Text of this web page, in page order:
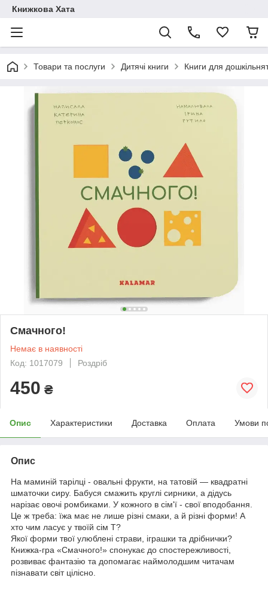
Книжкова Хата
Товари та послуги Дитячі книги Книги для
Смачного!
Немає в наявності
Код: 1017079
Роздріб
450 ₴
Опис Характеристики Доставка Оплата Умови
Опис
На маминій тарілці - овальні фрукти, на татовій — квадратні
шматочки сиру. Бабуся смажить круглі сирники, а дідусь
нарізає овочі ромбиками. У кожного в сім'ї - своï вподобання.
Це ж треба: їжа має не лише різні смаки, а й рiзнi форми! А
хто чим ласує у твоїй сім Т?
Якої форми твої улюблені страви, іграшки та дрiбнички?
Книжка-гра «Смачного!» спонукає до спостережливості,
розвиває фантазію та допомагає наймолодшим читачам
пізнавати світ цілісно.